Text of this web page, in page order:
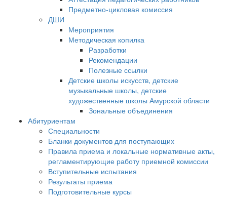
Предметно-цикловая комиссия
ДШИ
Мероприятия
Методическая копилка
Разработки
Рекомендации
Полезные ссылки
Детские школы искусств, детские
музыкальные школы, детские
художественные школы Амурской области
Зональные объединения
Абитуриентам
Специальности
Бланки документов для поступающих
Правила приема и локальные нормативные акты,
регламентирующие работу приемной комиссии
Вступительные испытания
Результаты приема
Подготовительные курсы